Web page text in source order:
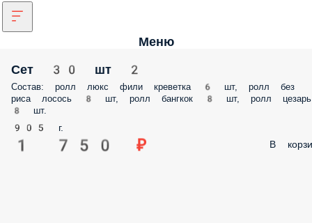
Меню
Сет 30 шт 2
Состав: ролл люкс фили креветка 6 шт, ролл без
риса лосось 8 шт, ролл бангкок 8 шт, ролл цезарь
8 шт.
905 г.
1 750 ₽ В